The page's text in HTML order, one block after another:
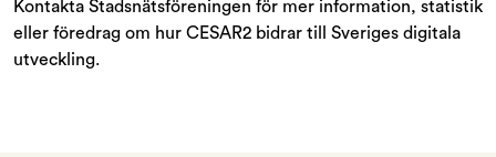
Kontakta Stadsnätsföreningen för mer information, statistik
eller föredrag om hur CESAR2 bidrar till Sveriges digitala
utveckling.